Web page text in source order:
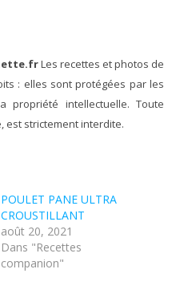
Les recettes et photos de
: elles sont protégées par les
intellectuelle. Toute
est strictement interdite.
POULET PANE ULTRA
CROUSTILLANT
août 20, 2021
Dans "Recettes
companion"